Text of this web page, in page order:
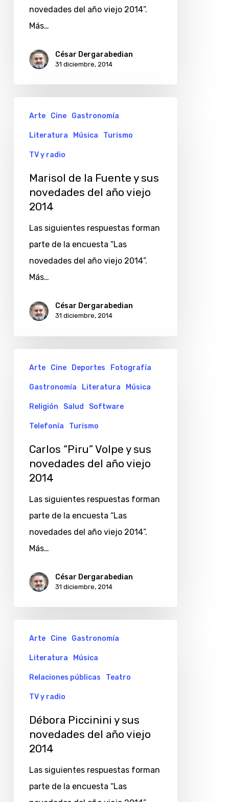
novedades del año viejo 2014”.
Más…
César Dergarabedian
31 diciembre, 2014
Fuente
novedades
Arte Cine Gastronomía
Literatura Música Turismo
TV y radio
Marisol de la Fuente y sus
novedades del año viejo
2014
Las siguientes respuestas forman
parte de la encuesta “Las
novedades del año viejo 2014”.
Más…
César Dergarabedian
31 diciembre, 2014
“Piru”
Volpe
2014
Arte Cine Deportes Fotografía
Gastronomía Literatura Música
Religión Salud Software
Telefonía Turismo
Carlos “Piru” Volpe y sus
novedades del año viejo
2014
Las siguientes respuestas forman
parte de la encuesta “Las
novedades del año viejo 2014”.
Más…
César Dergarabedian
31 diciembre, 2014
Piccinini
novedades
Arte Cine Gastronomía
Literatura Música
Relaciones públicas Teatro
TV y radio
Débora Piccinini y sus
novedades del año viejo
2014
Las siguientes respuestas forman
parte de la encuesta “Las